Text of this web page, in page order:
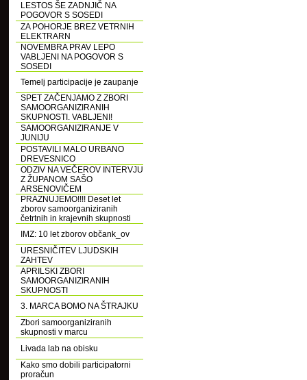
LESTOS ŠE ZADNJIČ NA
POGOVOR S SOSEDI
ZA POHORJE BREZ VETRNIH
ELEKTRARN
NOVEMBRA PRAV LEPO
VABLJENI NA POGOVOR S
SOSEDI
Temelj participacije je zaupanje
SPET ZAČENJAMO Z ZBORI
SAMOORGANIZIRANIH
SKUPNOSTI. VABLJENI!
SAMOORGANIZIRANJE V
JUNIJU
POSTAVILI MALO URBANO
DREVESNICO
ODZIV NA VEČEROV INTERVJU
Z ŽUPANOM SAŠO
ARSENOVIČEM
PRAZNUJEMO!!!! Deset let
zborov samoorganiziranih
četrtnih in krajevnih skupnosti
IMZ: 10 let zborov občank_ov
URESNIČITEV LJUDSKIH
ZAHTEV
APRILSKI ZBORI
SAMOORGANIZIRANIH
SKUPNOSTI
3. MARCA BOMO NA ŠTRAJKU
Zbori samoorganiziranih
skupnosti v marcu
Livada lab na obisku
Kako smo dobili participatorni
proračun